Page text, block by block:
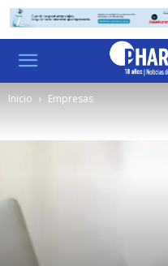
Inicio Empresas